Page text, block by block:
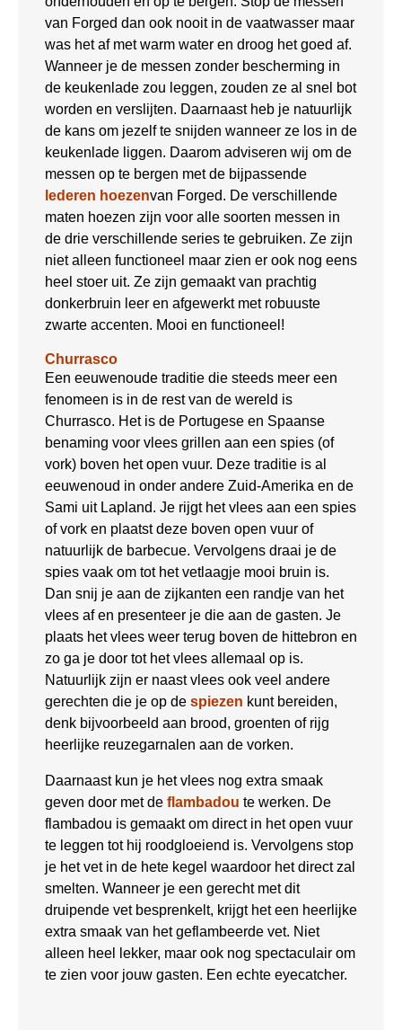
van Forged dan ook nooit in de vaatwasser maar
was het af met warm water en droog het goed af.
Wanneer je de messen zonder bescherming in
de keukenlade zou leggen, zouden ze al snel bot
worden en verslijten. Daarnaast heb je natuurlijk
de kans om jezelf te snijden wanneer ze los in de
keukenlade liggen. Daarom adviseren wij om de
messen op te bergen met de bijpassende
lederen hoezenvan Forged. De verschillende
maten hoezen zijn voor alle soorten messen in
de drie verschillende series te gebruiken. Ze zijn
niet alleen functioneel maar zien er ook nog eens
heel stoer uit. Ze zijn gemaakt van prachtig
donkerbruin leer en afgewerkt met robuuste
zwarte accenten. Mooi en functioneel!
Churrasco
Een eeuwenoude traditie die steeds meer een
fenomeen is in de rest van de wereld is
Churrasco. Het is de Portugese en Spaanse
benaming voor vlees grillen aan een spies (of
vork) boven het open vuur. Deze traditie is al
eeuwenoud in onder andere Zuid-Amerika en de
Sami uit Lapland. Je rijgt het vlees aan een spies
of vork en plaatst deze boven open vuur of
natuurlijk de barbecue. Vervolgens draai je de
spies vaak om tot het vetlaagje mooi bruin is.
Dan snij je aan de zijkanten een randje van het
vlees af en presenteer je die aan de gasten. Je
plaats het vlees weer terug boven de hittebron en
zo ga je door tot het vlees allemaal op is.
Natuurlijk zijn er naast vlees ook veel andere
gerechten die je op de spiezen kunt bereiden,
denk bijvoorbeeld aan brood, groenten of rijg
heerlijke reuzegarnalen aan de vorken.
Daarnaast kun je het vlees nog extra smaak
geven door met de flambadou te werken. De
flambadou is gemaakt om direct in het open vuur
te leggen tot hij roodgloeiend is. Vervolgens stop
je het vet in de hete kegel waardoor het direct zal
smelten. Wanneer je een gerecht met dit
druipende vet besprenkelt, krijgt het een heerlijke
extra smaak van het geflambeerde vet. Niet
alleen heel lekker, maar ook nog spectaculair om
te zien voor jouw gasten. Een echte eyecatcher.